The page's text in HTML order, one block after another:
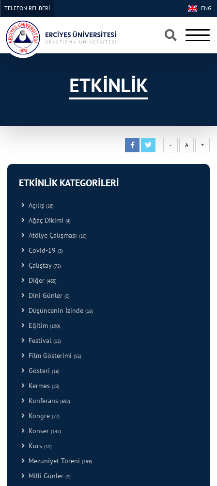
×
×
ENG
TELEFON REHBERİ
ETKİNLİK
- A +
ETKİNLİK KATEGORİLERİ
Açılış (18)
Ağaç Dikimi (4)
Atölye Çalışması (10)
Covid-19 (3)
Çalıştay (75)
Diğer (435)
Dini Günler (0)
Düşüncenin İzinde (16)
Eğitim (190)
Festival (12)
Film Gösterimi (51)
Gösteri (16)
Kermes (23)
Konferans (692)
Kongre (77)
Konser (147)
Kurs (12)
Mezuniyet Töreni (199)
Milli Günler (2)